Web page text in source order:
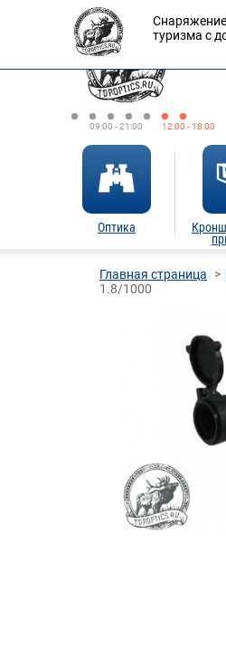
09:00 - 21:00 12:00 - 18:00
Оптика
туризма с
Главная страница
1.8/1000